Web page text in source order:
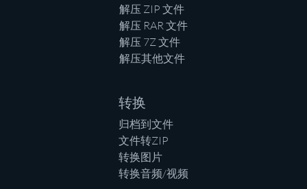
解压 ZIP 文件
解压 RAR 文件
解压 7Z 文件
解压其他文件
转换
归档到文件
文件转ZIP
转换图片
转换音频/视频